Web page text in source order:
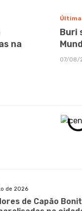
na
Buri
07/08/
de 2026
de Capão